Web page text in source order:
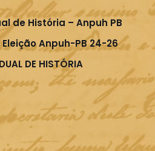
de História – Anpuh PB
Anpuh-PB 24-26
DE HISTÓRIA